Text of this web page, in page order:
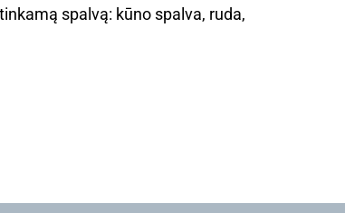
spalvą: kūno spalva, ruda,